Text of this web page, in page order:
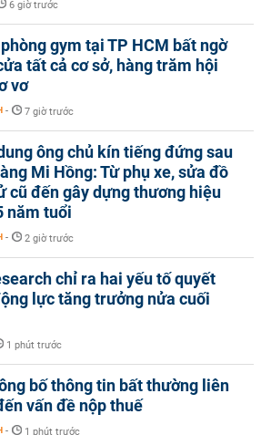
6 giờ trước
gym tại TP HCM bất ngờ
tất cả cơ sở, hàng trăm hội
vơ
- 7 giờ trước
ông chủ kín tiếng đứng sau
Mi Hồng: Từ phụ xe, sửa đồ
cũ đến gây dựng thương hiệu
năm tuổi
- 2 giờ trước
chỉ ra hai yếu tố quyết
lực tăng trưởng nửa cuối
1 phút trước
bố thông tin bất thường liên
vấn đề nộp thuế
- 1 phút trước